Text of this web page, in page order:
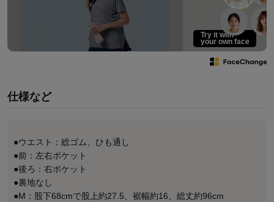
Try it with
your own face
仕様など
●ウエスト：総ゴム、ひも通し
●前：左右ポケット
●後ろ：右ポケット
●裏地なし
●M：股下68cmで股上約27.5、裾幅約16、総丈約96cm